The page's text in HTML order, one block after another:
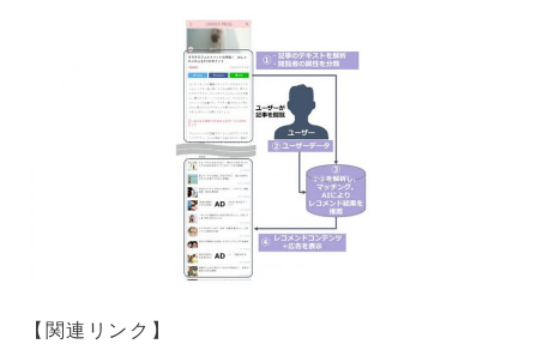
【関連リンク】